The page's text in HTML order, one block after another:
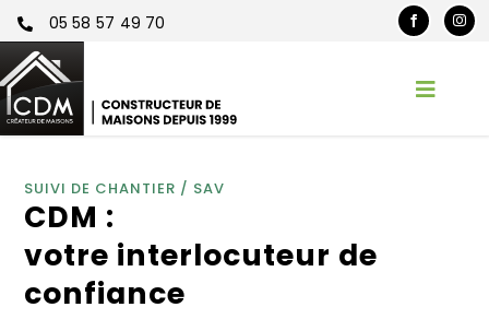
Passer
au
contenu
05 58 57 49 70
Toggle
CDM
Services
SUIVI DE CHANTIER / SAV
CDM :
votre interlocuteur de
confiance